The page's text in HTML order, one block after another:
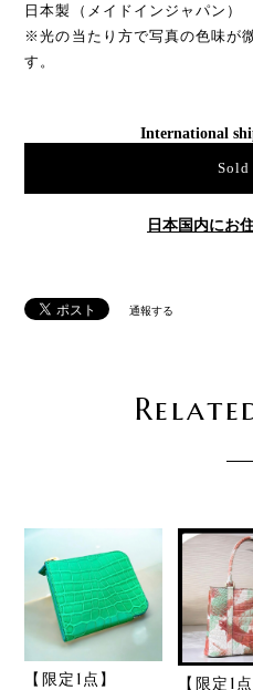
日本製（メイドインジャパン）
※光の当たり方で写真の色味が
す。
International
Sold
日本国内にお
通報する
【限定1点】 【限定1